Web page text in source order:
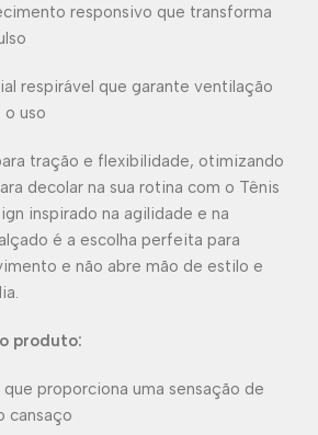
responsivo que transforma
respirável que garante ventilação
uso
tração e flexibilidade, otimizando
decolar na sua rotina com o Tênis
inspirado na agilidade e na
é a escolha perfeita para
e não abre mão de estilo e
produto:
proporciona uma sensação de
cansaço